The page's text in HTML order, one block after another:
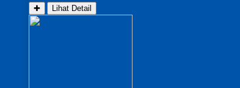
✚ Lihat Detail